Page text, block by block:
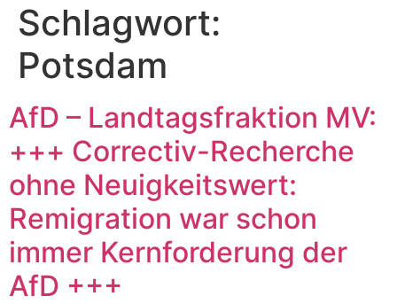
Schlagwort:
Potsdam
AfD – Landtagsfraktion MV:
+++ Correctiv-Recherche
ohne Neuigkeitswert:
Remigration war schon
immer Kernforderung der
AfD +++